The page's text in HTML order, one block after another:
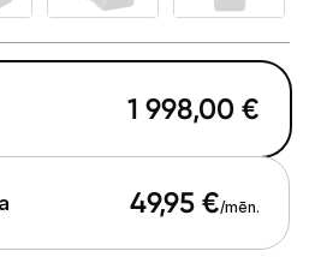
1 998,00 €
49,95 €/mēn.